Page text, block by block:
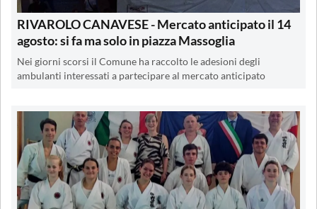
RIVAROLO CANAVESE - Mercato anticipato il 14
agosto: si fa ma solo in piazza Massoglia
Nei giorni scorsi il Comune ha raccolto le adesioni degli
ambulanti interessati a partecipare al mercato anticipato